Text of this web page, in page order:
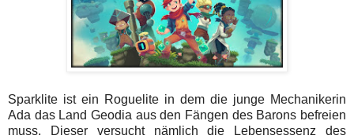
Sparklite ist ein Roguelite in dem die junge Mechanikerin
Ada das Land Geodia aus den Fängen des Barons befreien
muss. Dieser versucht nämlich die Lebensessenz des